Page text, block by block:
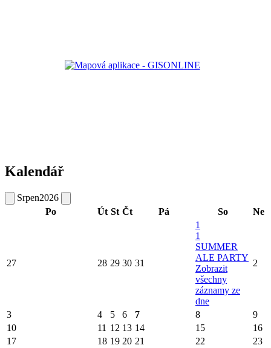
Kalendář
Srpen2026
Po
Út St Čt Pá So Ne
27 28 29 30 31
1
1
SUMMER
ALE PARTY
Zobrazit
všechny
záznamy ze
dne
2
3 4 5 6 7 8
9
10
11 12 13 14 15
16
17
18 19 20 21 22 23